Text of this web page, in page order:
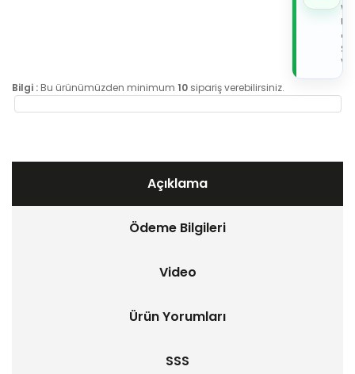
de
Bilgi : Bu ürünümüzden minimum 10 sipariş verebilirsiniz.
Açıklama
Ödeme Bilgileri
Video
Ürün Yorumları
SSS